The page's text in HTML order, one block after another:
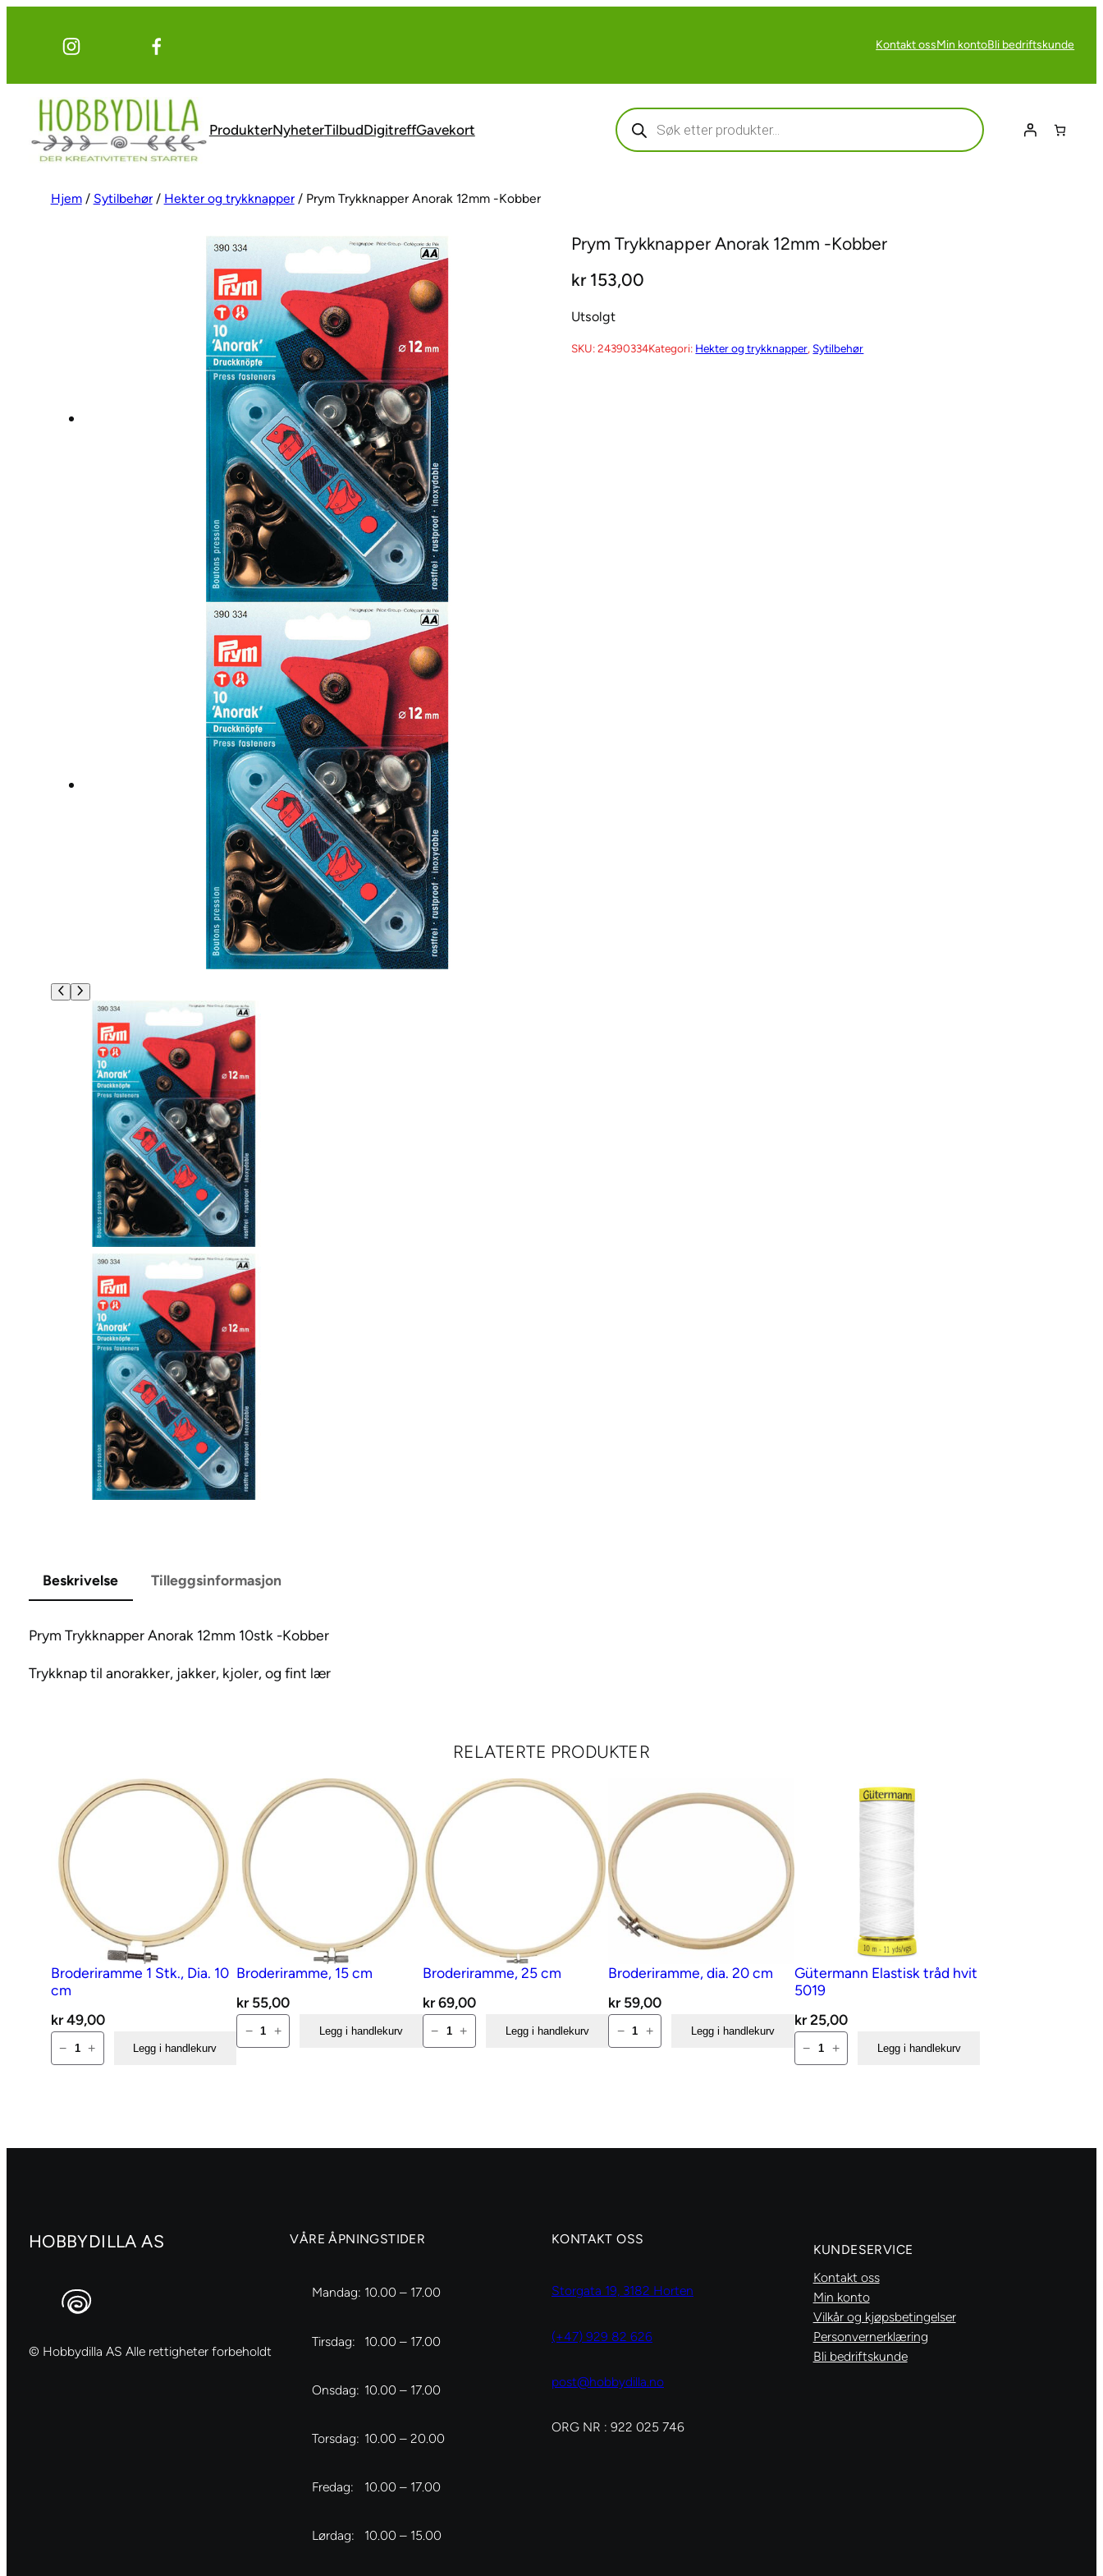
Kontakt ossMin kontoBli bedriftskunde
ProdukterNyheterTilbudDigitreffGavekort
Products
search
Hjem/ Sytilbehør/ Hekter og trykknapper/ Prym Trykknapper Anorak 12mm -Kobber
Prym Trykknapper Anorak 12mm -Kobber
kr153,00
Utsolgt
SKU: 24390334Kategori: Hekter og trykknapper, Sytilbehør
Beskrivelse Tilleggsinformasjon
Prym Trykknapper Anorak 12mm 10stk -Kobber
Trykknap til anorakker, jakker, kjoler, og fint lær
RELATERTE PRODUKTER
Broderiramme 1 Stk., Dia. 10
cm
kr49,00
Broderiramme
1
− + Legg i handlekurv
Broderiramme, 15 cm
kr55,00
Broderiramme,
15
− + Legg i handlekurv
Broderiramme, 25 cm
kr69,00
Broderiramme,
25
− + Legg i handlekurv
Broderiramme, dia. 20 cm
kr59,00
Broderiramme,
dia.
− + Legg i handlekurv
Gütermann Elastisk tråd hvit
5019
kr25,00
Gütermann
Elastisk
− + Legg i handlekurv
HOBBYDILLA AS
© Hobbydilla AS Alle rettigheter forbeholdt
VÅRE ÅPNINGSTIDER
Mandag: 10.00 – 17.00
Tirsdag: 10.00 – 17.00
Onsdag: 10.00 – 17.00
Torsdag: 10.00 – 20.00
Fredag: 10.00 – 17.00
Lørdag: 10.00 – 15.00
KONTAKT OSS
Storgata 19, 3182 Horten
(+47) 929 82 626
post@hobbydilla.no
ORG NR : 922 025 746
KUNDESERVICE
Kontakt oss
Min konto
Vilkår og kjøpsbetingelser
Personvernerklæring
Bli bedriftskunde